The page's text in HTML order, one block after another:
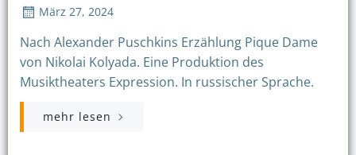
März 27, 2024
Nach Alexander Puschkins Erzählung Pique Dame
von Nikolai Kolyada. Eine Produktion des
Musiktheaters Expression. In russischer Sprache.
mehr lesen